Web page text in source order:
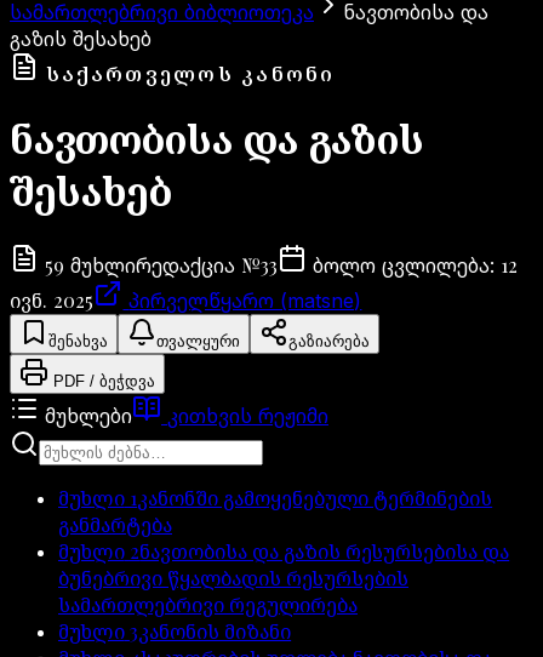
სამართლებრივი ბიბლიოთეკა
ნავთობისა და
გაზის შესახებ
ᲡᲐᲥᲐᲠᲗᲕᲔᲚᲝᲡ ᲙᲐᲜᲝᲜᲘ
ნავთობისა და გაზის
შესახებ
59 მუხლირედაქცია №33 ბოლო ცვლილება: 12
ივნ. 2025
პირველწყარო (matsne)
შენახვა თვალყური გაზიარება
PDF / ბეჭდვა
მუხლები კითხვის რეჟიმი
მუხლი 1კანონში გამოყენებული ტერმინების
განმარტება
მუხლი 2ნავთობისა და გაზის რესურსებისა და
ბუნებრივი წყალბადის რესურსების
სამართლებრივი რეგულირება
მუხლი3კანონის მიზანი